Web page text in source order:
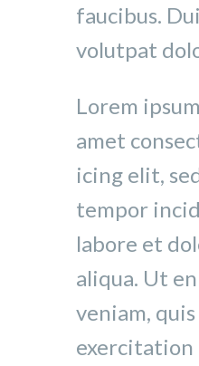
faucibus.
volutpat
Lorem
amet
icing elit,
tempor
labore et
aliqua. Ut
veniam,
exercitation